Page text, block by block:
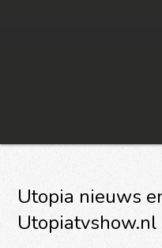
Utopia nieuws
Utopiatvshow.nl